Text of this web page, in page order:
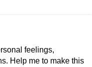
feelings,
Help me to make this